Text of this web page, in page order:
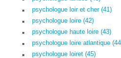
psychologue loir et cher (41)
psychologue loire (42)
psychologue haute loire (43)
psychologue loire atlantique
psychologue loiret (45)